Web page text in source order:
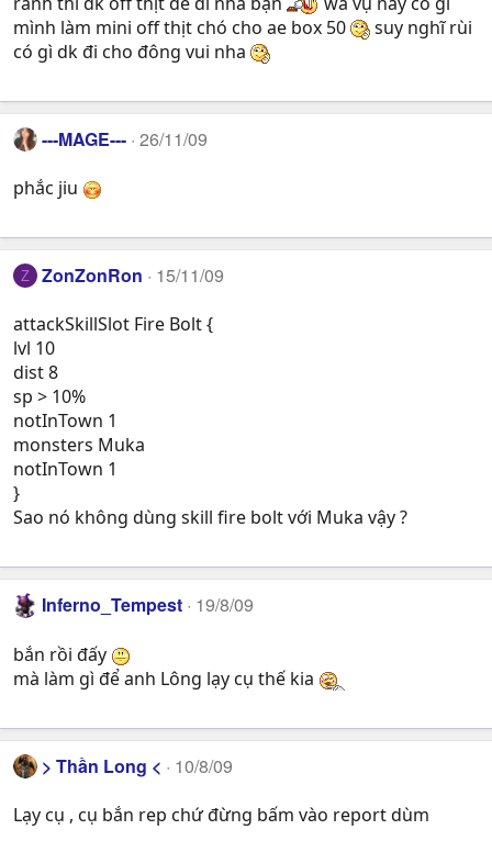
mình làm mini off thịt chó cho ae box 50
suy nghĩ rùi
có gì dk đi cho đông vui nha
---MAGE--- 26/11/09
phắc jiu
Z ZonZonRon 15/11/09
attackSkillSlot Fire Bolt {
lvl 10
dist 8
sp > 10%
notInTown 1
monsters Muka
notInTown 1
}
Sao nó không dùng skill fire bolt với Muka vậy ?
Inferno_Tempest 19/8/09
bắn rồi đấy
mà làm gì để anh Lông lạy cụ thế kia
> Thần Long < 10/8/09
Lạy cụ , cụ bắn rep chứ đừng bấm vào report dùm